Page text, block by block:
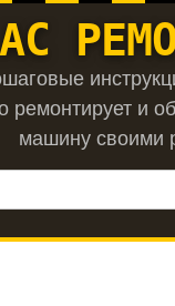
АС
ремонтирует и
машину своими